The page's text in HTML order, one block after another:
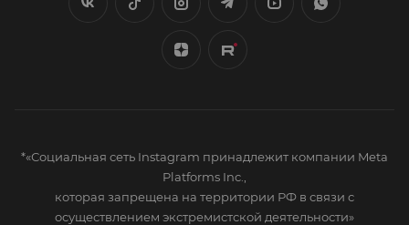
*«Социальная сеть Instagram принадлежит компании Meta
Platforms Inc.,
которая запрещена на территории РФ в связи с
осуществлением экстремистской деятельности»